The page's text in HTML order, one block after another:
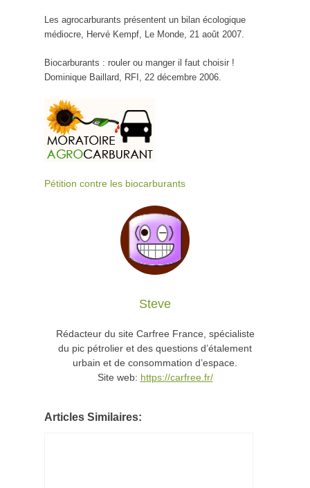
Les agrocarburants présentent un bilan écologique
médiocre, Hervé Kempf, Le Monde, 21 août 2007.
Biocarburants : rouler ou manger il faut choisir !
Dominique Baillard, RFI, 22 décembre 2006.
Pétition contre les biocarburants
Steve
Rédacteur du site Carfree France, spécialiste
du pic pétrolier et des questions d’étalement
urbain et de consommation d’espace.
Site web: https://carfree.fr/
Articles Similaires: